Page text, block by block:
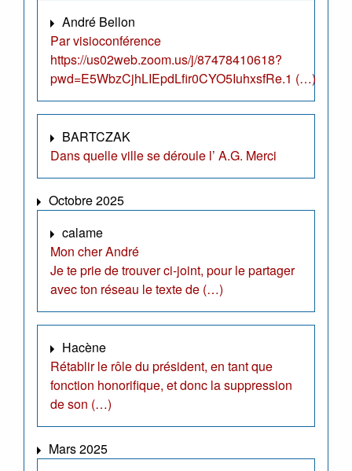
André Bellon
Par visioconférence
https://us02web.zoom.us/j/87478410618?
pwd=E5WbzCjhLIEpdLfir0CYO5IuhxsfRe.1 (…)
BARTCZAK
Dans quelle ville se déroule l’ A.G. Merci
Octobre 2025
calame
Mon cher André
Je te prie de trouver ci-joint, pour le partager
avec ton réseau le texte de (…)
Hacène
Rétablir le rôle du président, en tant que
fonction honorifique, et donc la suppression
de son (…)
Mars 2025